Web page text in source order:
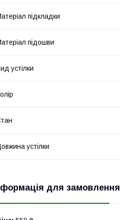
підкладки
підошви
устілки
устілки
для замовлення